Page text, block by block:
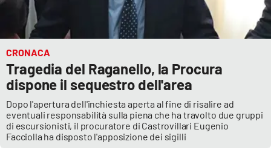
CRONACA
Tragedia del Raganello, la Procura
dispone il sequestro dell'area
Dopo l'apertura dell'inchiesta aperta al fine di risalire ad
eventuali responsabilità sulla piena che ha travolto due gruppi
di escursionisti, il procuratore di Castrovillari Eugenio
Facciolla ha disposto l'apposizione dei sigilli